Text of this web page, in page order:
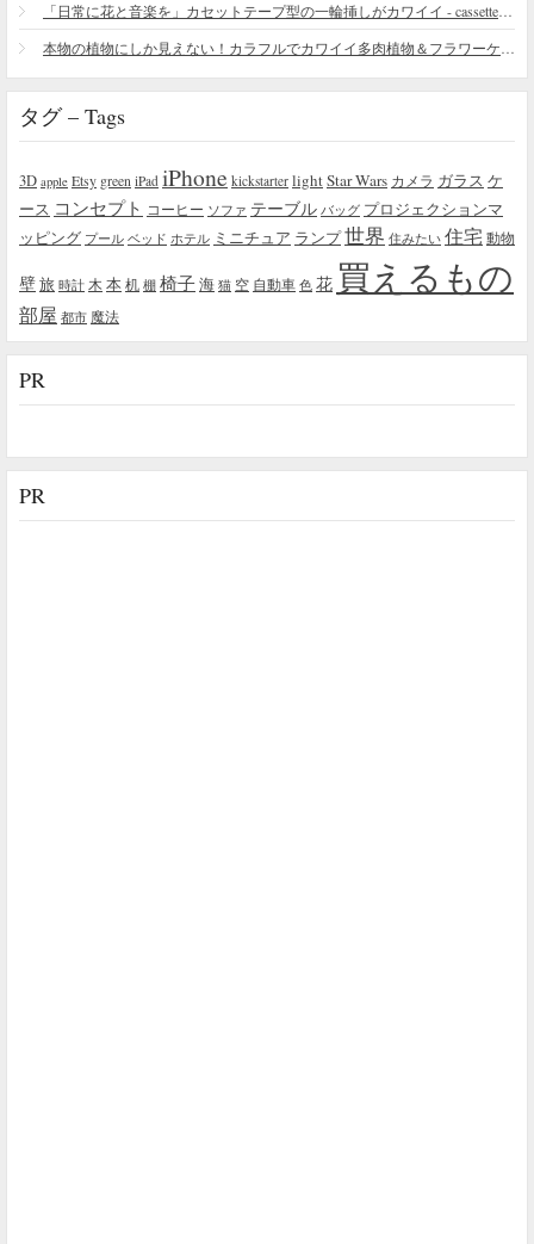
「日常に花と音楽を」カセットテープ型の一輪挿しがカワイイ - cassette vase
本物の植物にしか見えない！カラフルでカワイイ多肉植物＆フラワーケーキ
タグ – Tags
3D apple Etsy green iPad iPhone kickstarter lightStar Wars カメラ ガラス ケ
ース コンセプト コーヒー ソファ テーブル バッグ プロジェクションマ
ッピング プール ベッド ホテル ミニチュア ランプ世界 住みたい 住宅 動物
壁旅 時計 木本机 棚 椅子海 猫 空 自動車 色 花 買えるもの
部屋 都市 魔法
PR
PR